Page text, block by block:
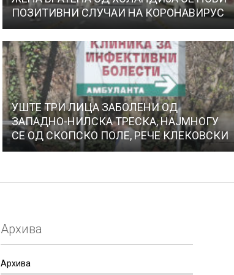
ПОЗИТИВНИ СЛУЧАИ НА КОРОНАВИРУС
УШТЕ ТРИ ЛИЦА ЗАБОЛЕНИ ОД
ЗАПАДНО-НИЛСКА ТРЕСКА, НАЈМНОГУ
СЕ ОД СКОПСКО ПОЛЕ, РЕЧЕ КЛЕКОВСКИ
Архива
Архива